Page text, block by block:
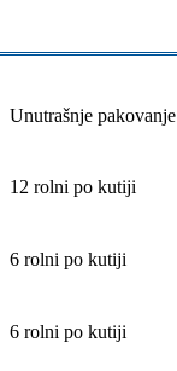
Unutrašnje pakovanje
12 rolni po kutiji
6 rolni po kutiji
6 rolni po kutiji